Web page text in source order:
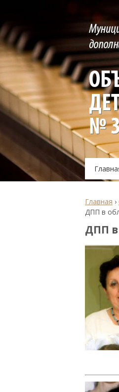
Главная ›
ДПП в
ДПП в